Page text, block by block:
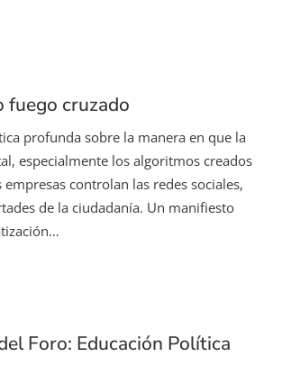
fuego cruzado
profunda sobre la manera en que la
especialmente los algoritmos creados
empresas controlan las redes sociales,
de la ciudadanía. Un manifiesto
Foro: Educación Política